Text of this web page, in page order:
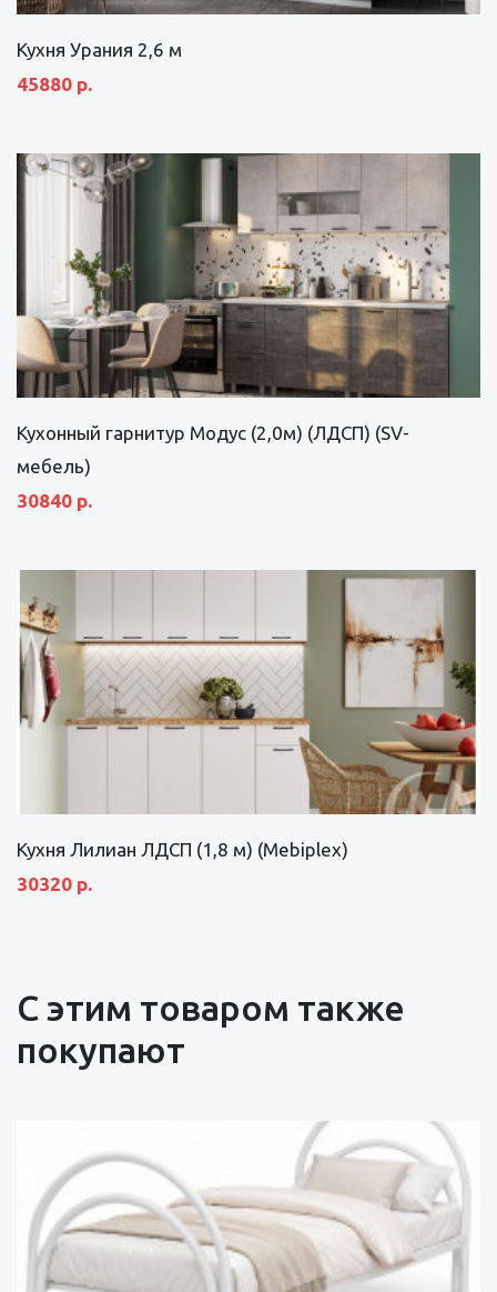
Кухня Урания 2,6 м
45880 р.
Кухонный гарнитур Модус (2,0м) (ЛДСП) (SV-
мебель)
30840 р.
Кухня Лилиан ЛДСП (1,8 м) (Mebiplex)
30320 р.
С этим товаром также
покупают